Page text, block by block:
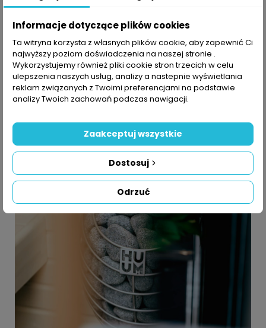
Kompaktowość
Możliwość dołożenia dedykowanego sterownika
Gwarancja 5 lat !(gwarancja nie obejmuje
grzałki)
Informacje dotyczące plików cookies
Ta witryna korzysta z własnych plików cookie, aby zapewnić Ci
najwyższy poziom doświadczenia na naszej stronie .
Wykorzystujemy również pliki cookie stron trzecich w celu
ulepszenia naszych usług, analizy a nastepnie wyświetlania
reklam związanych z Twoimi preferencjami na podstawie
analizy Twoich zachowań podczas nawigacji.
Odrzuć
Dostosuj
Zaakceptuj wszystkie